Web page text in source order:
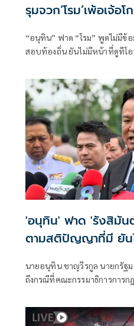
รุมจวก‘โรม’เพ้อเจ้อ
“อนุทิน” ฟาด “โรม” พูดไม่มีข้อ
สอบท้องถิ่น ยันไม่มีหน้าที่ดูทีโ
'อนุทิน' ฟาด 'รังสิมัน
ตามสติปัญญาที่มี ยัน
นายอนุทิน ชาญวีรกูล นายกรัฐ
ถึงกรณีที่คณะกรรมาธิการการก
กรรมาธิการ มีการอ้างชื่อนายก
ทุจริตสอบท้องถิ่น